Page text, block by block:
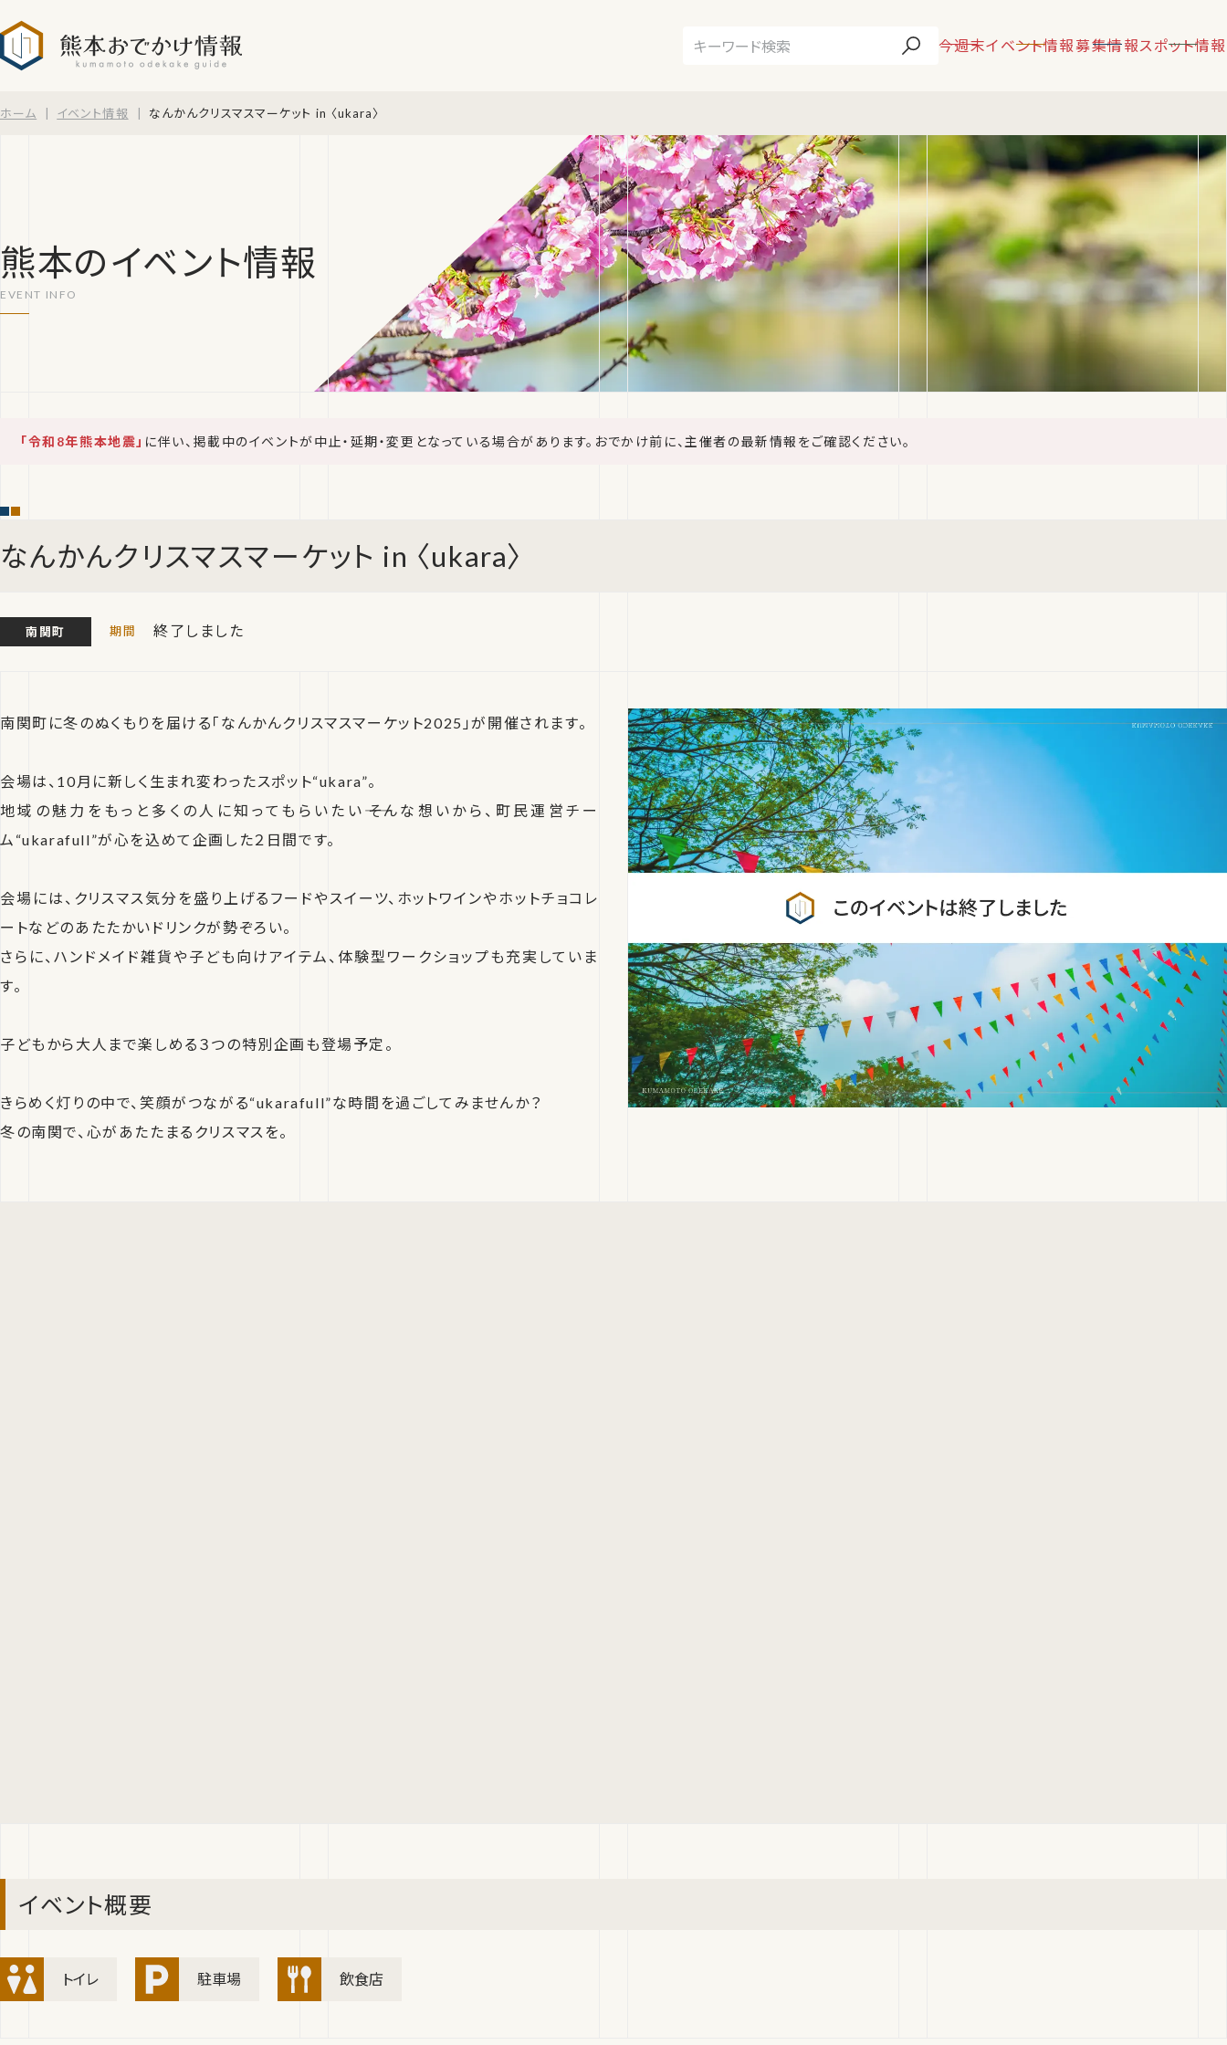
今週末イベント情報募集情報スポット情報
ホーム イベント情報 なんかんクリスマスマーケット in 〈ukara〉
熊本のイベント情報
「令和8年熊本地震」 に伴い、掲載中のイベントが中止・延期・変更となっている場合があります。おでかけ前に、主催者の最新情報をご確認ください。
なんかんクリスマスマーケット in 〈ukara〉
南関町 終了しました
南関町に冬のぬくもりを届ける「なんかんクリスマスマーケット2025」が開催されます。
会場は、10月に新しく生まれ変わったスポット“ukara”。
地域の魅力をもっと多くの人に知ってもらいたい――そんな想いから、町民運営チー
ム“ukarafull”が心を込めて企画した２日間です。
会場には、クリスマス気分を盛り上げるフードやスイーツ、ホットワインやホットチョコレ
ートなどのあたたかいドリンクが勢ぞろい。
さらに、ハンドメイド雑貨や子ども向けアイテム、体験型ワークショップも充実していま
す。
子どもから大人まで楽しめる３つの特別企画も登場予定。
きらめく灯りの中で、笑顔がつながる“ukarafull”な時間を過ごしてみませんか？
冬の南関で、心があたたまるクリスマスを。
イベント概要
トイレ 駐車場 飲食店